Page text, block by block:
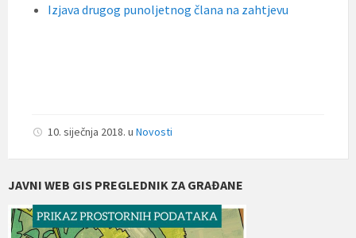
Izjava drugog punoljetnog člana na zahtjevu
10. siječnja 2018. u Novosti
JAVNI WEB GIS PREGLEDNIK ZA GRAĐANE